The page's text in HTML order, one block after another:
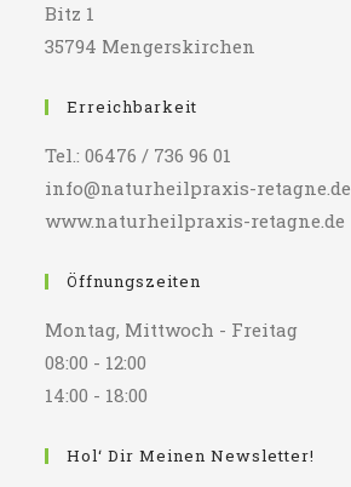
Bitz 1
35794 Mengerskirchen
Erreichbarkeit
Tel.: 06476 / 736 96 01
info@naturheilpraxis-retagne.de
www.naturheilpraxis-retagne.de
Öffnungszeiten
Montag, Mittwoch - Freitag
08:00 - 12:00
14:00 - 18:00
Hol‘ Dir Meinen Newsletter!